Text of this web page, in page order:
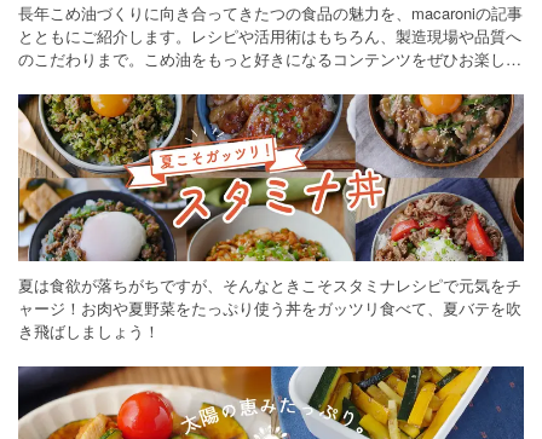
長年こめ油づくりに向き合ってきたつの食品の魅力を、macaroniの記事
とともにご紹介します。レシピや活用術はもちろん、製造現場や品質へ
のこだわりまで。こめ油をもっと好きになるコンテンツをぜひお楽しみ
夏は食欲が落ちがちですが、そんなときこそスタミナレシピで元気をチ
ャージ！お肉や夏野菜をたっぷり使う丼をガッツリ食べて、夏バテを吹
き飛ばしましょう！